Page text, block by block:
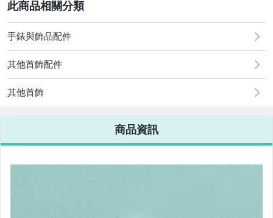
手機、配件與通訊
汽機車精品百貨
居家、家具與園藝
手錶與飾品配件
其他首飾配件
其他首飾
商品資訊